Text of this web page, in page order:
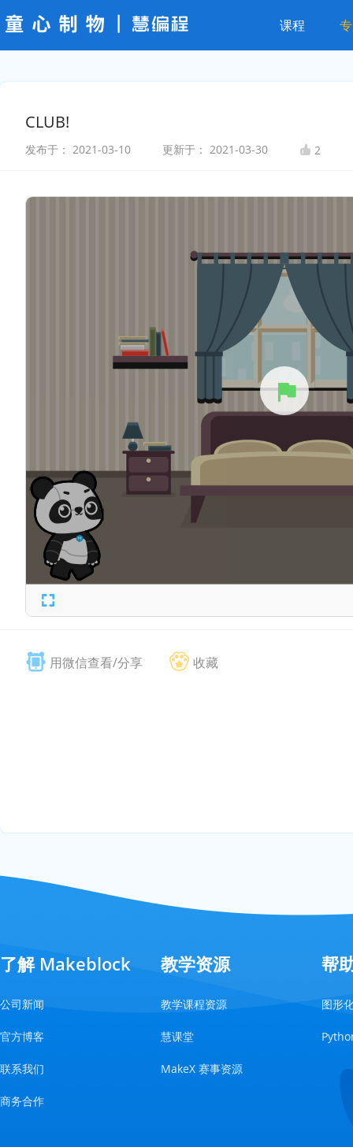
课程
CLUB!
发布于： 2021-03-10 更新于： 2021-03-30 2
用微信查看/分享 收藏
了解 Makeblock
公司新闻
官方博客
联系我们
商务合作
教学资源
教学课程资源
慧课堂
MakeX 赛事资源
帮
图形